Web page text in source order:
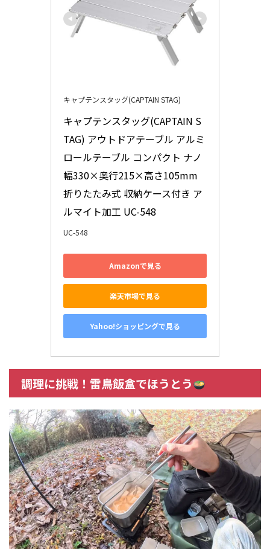
キャプテンスタッグ(CAPTAIN STAG)
キャプテンスタッグ(CAPTAIN S
TAG) アウトドアテーブル アルミ
ロールテーブル コンパクト ナノ
幅330×奥行215×高さ105mm
折りたたみ式 収納ケース付き ア
ルマイト加工 UC-548
UC-548
Amazonで見る
楽天市場で見る
Yahoo!ショッピングで見る
調理に挑戦！雷鳥飯盒でほうとう